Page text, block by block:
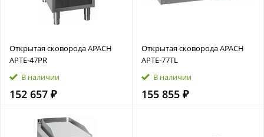
Открытая сковорода APACH
APTE‑47PR
В наличии
152 657 ₽
Открытая сковорода APACH
APTE‑77TL
В наличии
155 855 ₽